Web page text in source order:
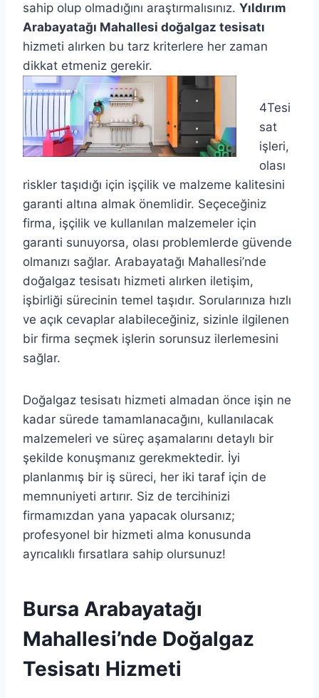
sahip olup olmadığını araştırmalısınız. Yıldırım
Arabayatağı Mahallesi doğalgaz tesisatı
hizmeti alırken bu tarz kriterlere her zaman
dikkat etmeniz gerekir.
4Tesi
sat
işleri,
olası
riskler taşıdığı için işçilik ve malzeme kalitesini
garanti altına almak önemlidir. Seçeceğiniz
firma, işçilik ve kullanılan malzemeler için
garanti sunuyorsa, olası problemlerde güvende
olmanızı sağlar. Arabayatağı Mahallesi’nde
doğalgaz tesisatı hizmeti alırken iletişim,
işbirliği sürecinin temel taşıdır. Sorularınıza hızlı
ve açık cevaplar alabileceğiniz, sizinle ilgilenen
bir firma seçmek işlerin sorunsuz ilerlemesini
sağlar.
Doğalgaz tesisatı hizmeti almadan önce işin ne
kadar sürede tamamlanacağını, kullanılacak
malzemeleri ve süreç aşamalarını detaylı bir
şekilde konuşmanız gerekmektedir. İyi
planlanmış bir iş süreci, her iki taraf için de
memnuniyeti artırır. Siz de tercihinizi
firmamızdan yana yapacak olursanız;
profesyonel bir hizmeti alma konusunda
ayrıcalıklı fırsatlara sahip olursunuz!
Bursa Arabayatağı
Mahallesi’nde Doğalgaz
Tesisatı Hizmeti